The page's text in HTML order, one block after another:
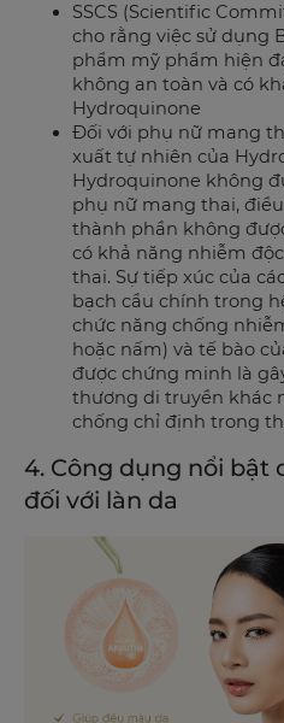
SSCS (Scientific
cho rằng việc sử dụng
phẩm mỹ phẩm hiện
không an toàn và có
Hydroquinone
Đối với phụ nữ mang
xuất tự nhiên của
Hydroquinone không
phụ nữ mang thai,
thành phần không
có khả năng nhiễm
thai. Sự tiếp xúc của
bạch cầu chính trong
chức năng chống
hoặc nấm) và tế bào
được chứng minh là
thương di truyền khác
chống chỉ định trong
4. Công dụng nổi bật
đối với làn da